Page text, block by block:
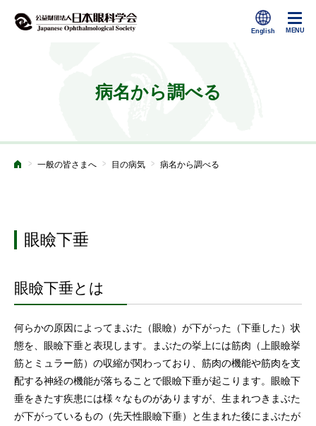
病名から調べる
ホーム
> 一般の皆さまへ > 目の病気 > 病名から調べる
眼瞼下垂
眼瞼下垂とは
何らかの原因によってまぶた（眼瞼）が下がった（下垂した）状
態を、眼瞼下垂と表現します。まぶたの挙上には筋肉（上眼瞼挙
筋とミュラー筋）の収縮が関わっており、筋肉の機能や筋肉を支
配する神経の機能が落ちることで眼瞼下垂が起こります。眼瞼下
垂をきたす疾患には様々なものがありますが、生まれつきまぶた
が下がっているもの（先天性眼瞼下垂）と生まれた後にまぶたが